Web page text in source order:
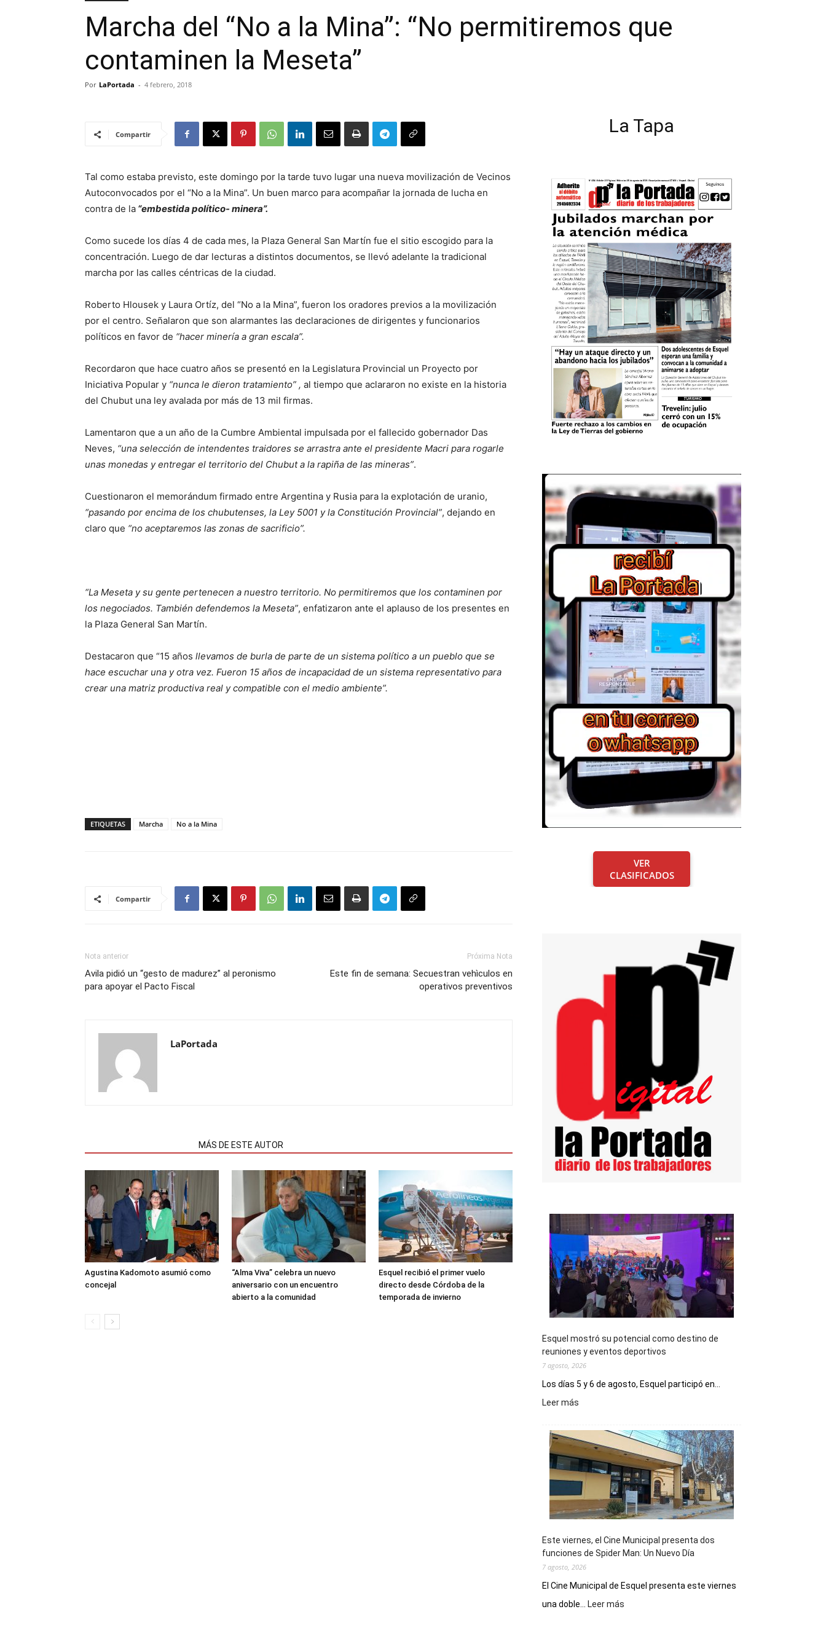
Marcha del “No a la Mina”: “No permitiremos que
contaminen la Meseta”
Por LaPortada - 4 febrero, 2018
Compartir
Tal como estaba previsto, este domingo por la tarde tuvo lugar una nueva movilización de Vecinos
Autoconvocados por el “No a la Mina”. Un buen marco para acompañar la jornada de lucha en
contra de la “embestida político- minera”.
Como sucede los días 4 de cada mes, la Plaza General San Martín fue el sitio escogido para la
concentración. Luego de dar lecturas a distintos documentos, se llevó adelante la tradicional
marcha por las calles céntricas de la ciudad.
Roberto Hlousek y Laura Ortíz, del “No a la Mina”, fueron los oradores previos a la movilización
por el centro. Señalaron que son alarmantes las declaraciones de dirigentes y funcionarios
políticos en favor de “hacer minería a gran escala”.
Recordaron que hace cuatro años se presentó en la Legislatura Provincial un Proyecto por
Iniciativa Popular y “nunca le dieron tratamiento” , al tiempo que aclararon no existe en la historia
del Chubut una ley avalada por más de 13 mil firmas.
Lamentaron que a un año de la Cumbre Ambiental impulsada por el fallecido gobernador Das
Neves, “una selección de intendentes traidores se arrastra ante el presidente Macri para rogarle
unas monedas y entregar el territorio del Chubut a la rapiña de las mineras”.
Cuestionaron el memorándum firmado entre Argentina y Rusia para la explotación de uranio,
“pasando por encima de los chubutenses, la Ley 5001 y la Constitución Provincial”, dejando en
claro que “no aceptaremos las zonas de sacrificio”.
“La Meseta y su gente pertenecen a nuestro territorio. No permitiremos que los contaminen por
los negociados. También defendemos la Meseta”, enfatizaron ante el aplauso de los presentes en
la Plaza General San Martín.
Destacaron que “15 años llevamos de burla de parte de un sistema político a un pueblo que se
hace escuchar una y otra vez. Fueron 15 años de incapacidad de un sistema representativo para
crear una matriz productiva real y compatible con el medio ambiente”.
ETIQUETAS Marcha No a la Mina
Compartir
Nota anterior
Avila pidió un “gesto de madurez” al peronismo
para apoyar el Pacto Fiscal
Próxima Nota
Este fin de semana: Secuestran vehìculos en
operativos preventivos
LaPortada
MÁS DE ESTE AUTOR
Agustina Kadomoto asumió como
concejal
“Alma Viva” celebra un nuevo
aniversario con un encuentro
abierto a la comunidad
Esquel recibió el primer vuelo
directo desde Córdoba de la
temporada de invierno
La Tapa
VER
CLASIFICADOS
Esquel mostró su potencial como destino de
reuniones y eventos deportivos
7 agosto, 2026
Los días 5 y 6 de agosto, Esquel participó en...
Leer más
su
potencial
como
destino
de
reuniones
y
deportivos
Este viernes, el Cine Municipal presenta dos
funciones de Spider Man: Un Nuevo Día
7 agosto, 2026
El Cine Municipal de Esquel presenta este viernes
una doble...
Leer más